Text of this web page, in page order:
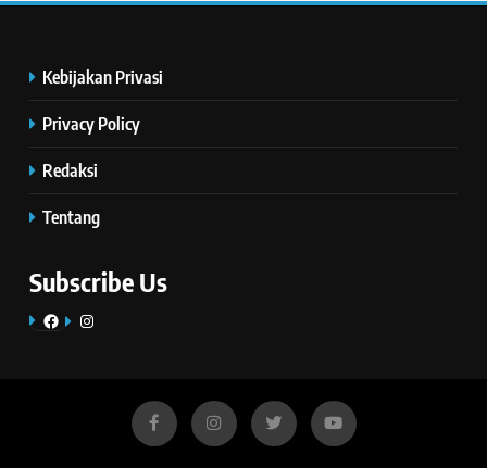
Kebijakan Privasi
Privacy Policy
Redaksi
Tentang
Subscribe Us
FacebookInstagram